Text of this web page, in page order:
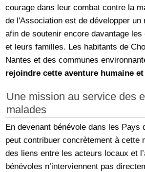
courage dans leur combat contre la
de l'Association est de développer un
afin de soutenir encore davantage les
et leurs familles. Les habitants de
Nantes et des communes
rejoindre cette aventure humaine
Une mission au service des
malades
En devenant bénévole dans les Pays
peut contribuer concrètement à cette
des liens entre les acteurs locaux et
bénévoles n’interviennent pas